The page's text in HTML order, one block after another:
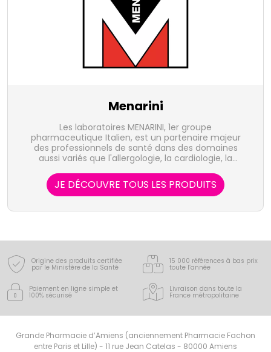
Menarini
Les laboratoires MENARINI, 1er groupe
pharmaceutique Italien, est un partenaire majeur
des professionnels de santé dans des domaines
aussi variés que l'allergologie, la cardiologie, la
également son développement sur de nouveaux
territoires thérapeutiques en pneumologie et
sexologie.
JE DÉCOUVRE TOUS LES PRODUITS
Origine des produits certifiée
par le Ministère de la Santé
15 000 références à bas prix
toute l’année
Paiement en ligne simple et
100% sécurisé
Livraison dans toute la
France métropolitaine
Grande Pharmacie d’Amiens (anciennement Pharmacie Fachon
entre Paris et Lille) - 11 rue Jean Catelas - 80000 Amiens